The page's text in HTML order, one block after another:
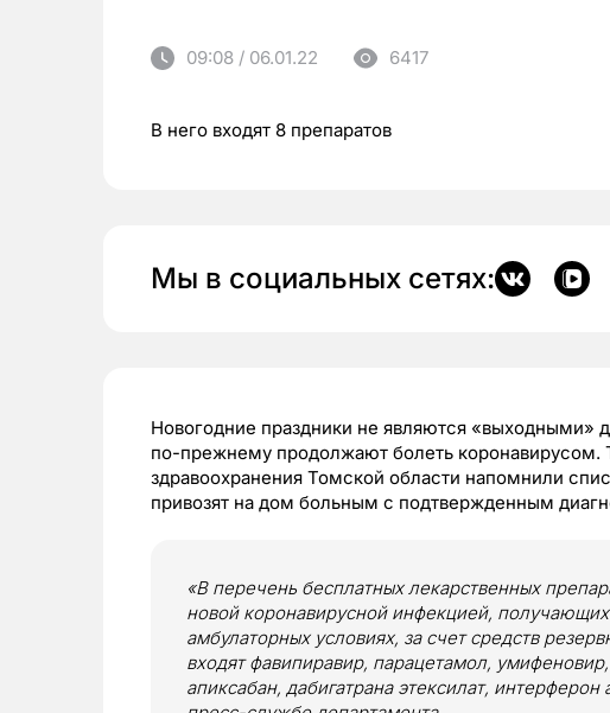
09:08 / 06.01.22 6417
В него входят 8 препаратов
Мы в социальных сетях:
Новогодние праздники не являются «выходными»
по-прежнему продолжают болеть коронавирусом.
здравоохранения Томской области напомнили
привозят на дом больным с подтвержденным
«В перечень бесплатных лекарственных
новой коронавирусной инфекцией,
амбулаторных условиях, за счет средств
входят фавипиравир, парацетамол,
апиксабан, дабигатрана этексилат,